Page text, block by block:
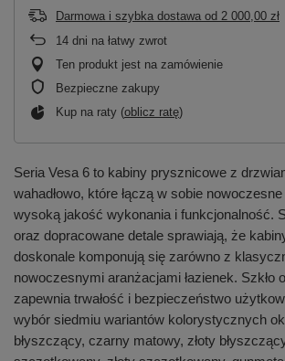
Darmowa i szybka dostawa od 2 000,00 zł
14 dni na łatwy zwrot
Ten produkt jest na zamówienie
Bezpieczne zakupy
Kup na raty (oblicz ratę)
Seria Vesa 6 to kabiny prysznicowe z
wahadłowo, które łączą w sobie
wysoką jakość wykonania i funkcjonalność.
oraz dopracowane detale sprawiają, że
doskonale komponują się zarówno z
nowoczesnymi aranżacjami łazienek. Szkło
zapewnia trwałość i bezpieczeństwo
wybór siedmiu wariantów kolorystycznych
błyszczący, czarny matowy, złoty